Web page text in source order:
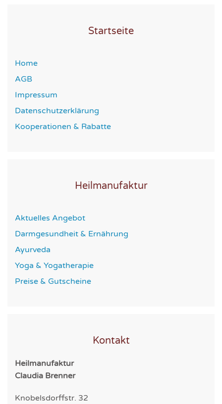
Startseite
Home
AGB
Impressum
Datenschutzerklärung
Kooperationen & Rabatte
Heilmanufaktur
Aktuelles Angebot
Darmgesundheit & Ernährung
Ayurveda
Yoga & Yogatherapie
Preise & Gutscheine
Kontakt
Heilmanufaktur
Claudia Brenner
Knobelsdorffstr. 32